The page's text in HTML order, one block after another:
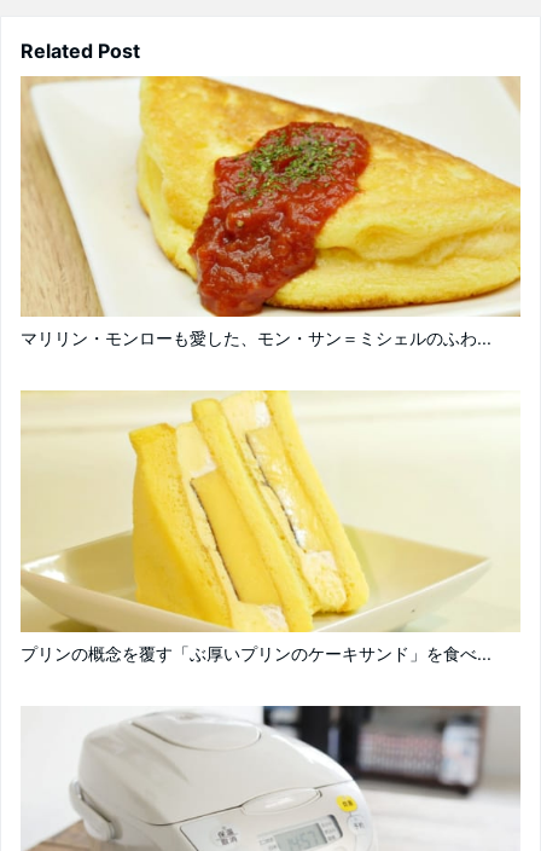
Related Post
マリリン・モンローも愛した、モン・サン＝ミシェルのふわ...
プリンの概念を覆す「ぶ厚いプリンのケーキサンド」を食べ...